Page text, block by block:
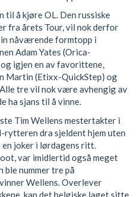
til å kjøre OL. Den russiske
fra årets Tour, vil nok derfor
nåværende formtopp i
Adam Yates (Orica-
igjen en av favorittene,
Martin (Etixx-QuickStep) og
tre vil nok være avhengig av
ha sjans til å vinne.
Tim Wellens mestertakter i
rytteren dra sjeldent hjem uten
joker i lørdagens ritt.
var imidlertid også meget
nummer tre på
Wellens. Overlever
kan det belgiske laget sitte